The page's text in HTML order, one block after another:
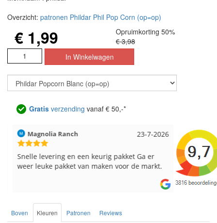
Overzicht: patronen Phildar Phil Pop Corn (op=op)
€ 1,99
Opruimkorting 50%
€ 3,98
Gratis verzending vanaf € 50,-*
23-7-2026
Magnolia Ranch
Snelle levering en een keurig pakket Ga er
weer leuke pakket van maken voor de markt.
Hilde uit
Reeds
de service.
Boven Kleuren Patronen Reviews